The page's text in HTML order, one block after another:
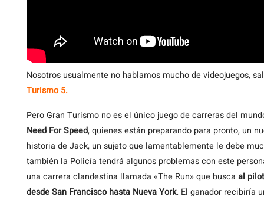
Nosotros usualmente no hablamos mucho de videojuegos,
Turismo 5.
Pero Gran Turismo no es el único juego de carreras del
Need For Speed, quienes están preparando para pronto, un
historia de Jack, un sujeto que lamentablemente le debe
también la Policía tendrá algunos problemas con este
una carrera clandestina llamada «The Run» que busca al
desde San Francisco hasta Nueva York. El ganador recibiría